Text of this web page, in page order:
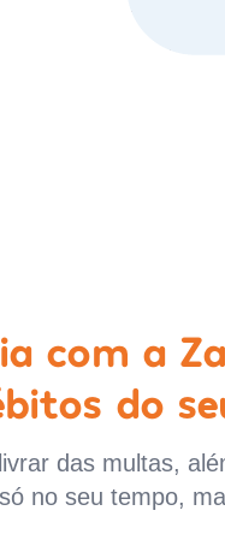
com a
do
das multas,
no seu tempo,